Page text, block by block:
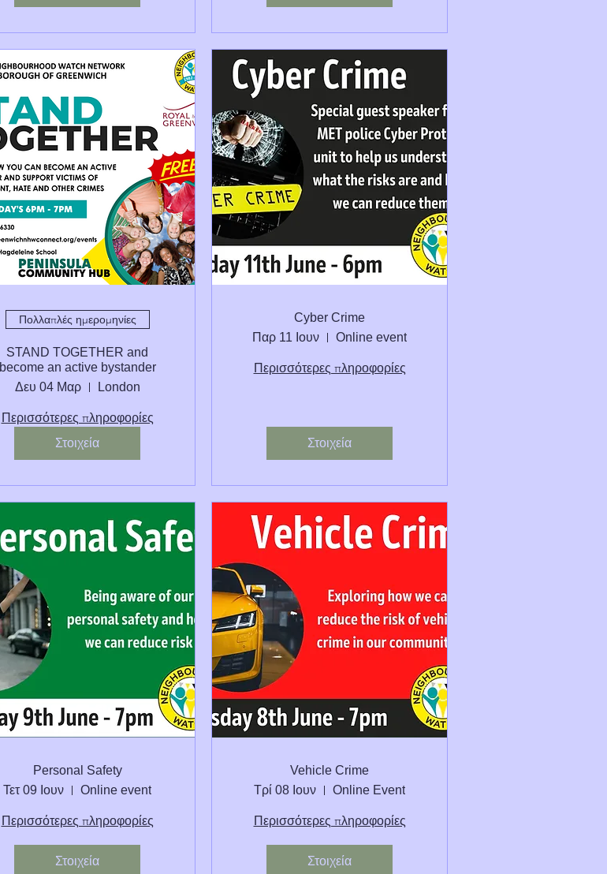
Πολλαπλές ημερομηνίες
STAND TOGETHER and
become an active bystander
Δευ 04 Μαρ
London
Περισσότερες πληροφορίες
Στοιχεία
Cyber Crime
Παρ 11 Ιουν
Online event
Περισσότερες πληροφορίες
Στοιχεία
Personal Safety
Τετ 09 Ιουν
Online event
Περισσότερες πληροφορίες
Στοιχεία
Vehicle Crime
Τρί 08 Ιουν
Online Event
Περισσότερες πληροφορίες
Στοιχεία